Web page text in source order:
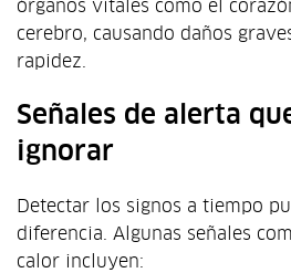
órganos vitales como el
cerebro, causando daños
rapidez.
Señales de alerta
ignorar
Detectar los signos a tiempo
diferencia. Algunas señales
calor incluyen: